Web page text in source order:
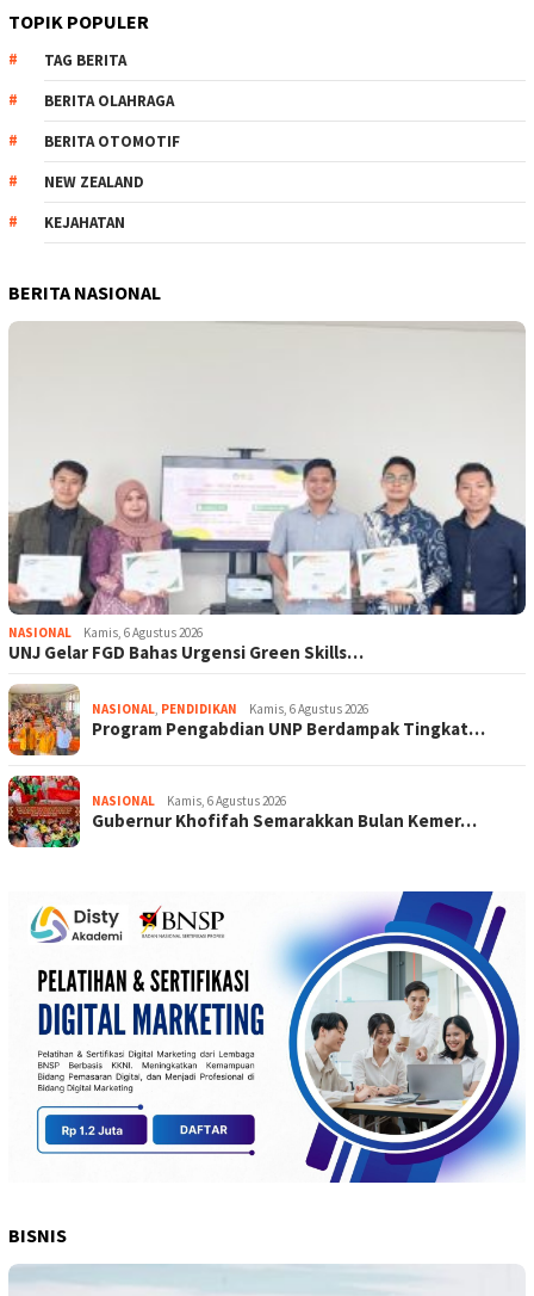
TOPIK POPULER
TAG BERITA
BERITA OLAHRAGA
BERITA OTOMOTIF
NEW ZEALAND
KEJAHATAN
BERITA NASIONAL
NASIONAL Kamis, 6 Agustus 2026
UNJ Gelar FGD Bahas Urgensi Green Skills…
NASIONAL, PENDIDIKAN Kamis, 6 Agustus 2026
Program Pengabdian UNP Berdampak Tingkat…
NASIONAL Kamis, 6 Agustus 2026
Gubernur Khofifah Semarakkan Bulan Kemer…
BISNIS